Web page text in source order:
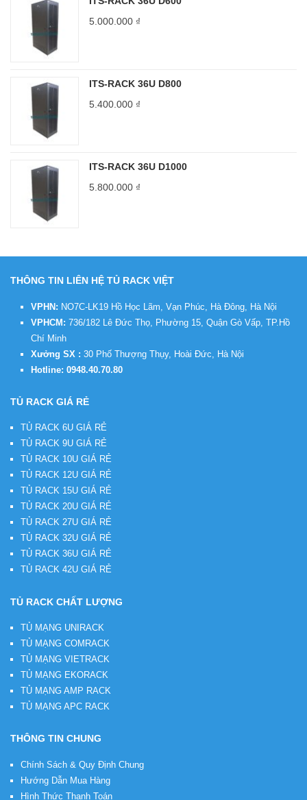
5.000.000 ₫
ITS-RACK 36U D800
5.400.000 ₫
ITS-RACK 36U D1000
5.800.000 ₫
THÔNG TIN LIÊN HỆ TỦ RACK VIỆT
VPHN: NO7C-LK19 Hồ Học Lãm, Vạn Phúc, Hà Đông, Hà Nội
VPHCM: 736/182 Lê Đức Thọ, Phường 15, Quận Gò Vấp, TP.Hồ
Chí Minh
Xưởng SX : 30 Phố Thượng Thụy, Hoài Đức, Hà Nội
Hotline: 0948.40.70.80
TỦ RACK GIÁ RẺ
TỦ RACK 6U GIÁ RẺ
TỦ RACK 9U GIÁ RẺ
TỦ RACK 10U GIÁ RẺ
TỦ RACK 12U GIÁ RẺ
TỦ RACK 15U GIÁ RẺ
TỦ RACK 20U GIÁ RẺ
TỦ RACK 27U GIÁ RẺ
TỦ RACK 32U GIÁ RẺ
TỦ RACK 36U GIÁ RẺ
TỦ RACK 42U GIÁ RẺ
TỦ RACK CHẤT LƯỢNG
TỦ MẠNG UNIRACK
TỦ MẠNG COMRACK
TỦ MẠNG VIETRACK
TỦ MẠNG EKORACK
TỦ MẠNG AMP RACK
TỦ MẠNG APC RACK
THÔNG TIN CHUNG
Chính Sách & Quy Định Chung
Hướng Dẫn Mua Hàng
Hình Thức Thanh Toán